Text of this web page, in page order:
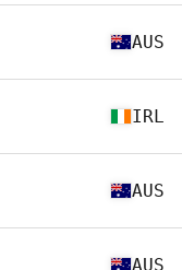
AUS
IRL
AUS
AUS